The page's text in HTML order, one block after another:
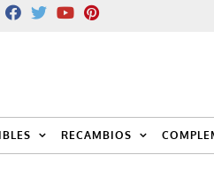
RECAMBIOS